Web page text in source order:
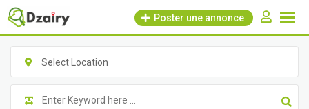
Skip
content
Poster une annonce
Select Location